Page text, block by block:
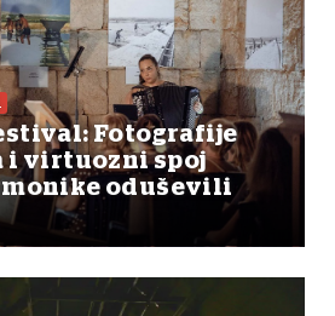
Fotografije
i virtuozni spoj
oduševili